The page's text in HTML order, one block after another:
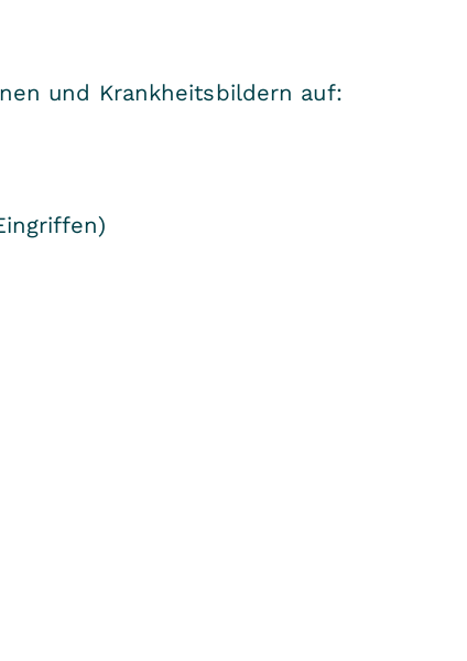
und Krankheitsbildern auf: